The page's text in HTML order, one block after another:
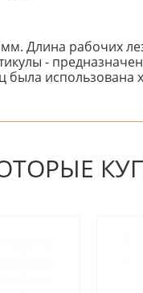
Длина рабочих
-
была использована
Вы можете